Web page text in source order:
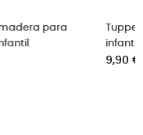
o fiambreras
set de 3